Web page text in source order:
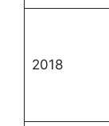
2018